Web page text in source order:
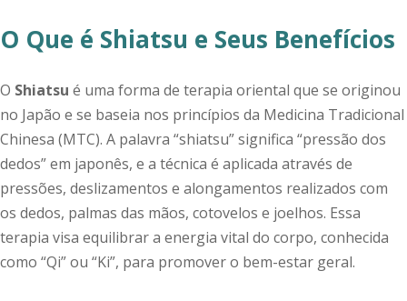
O Que é Shiatsu e Seus Benefícios
O Shiatsu é uma forma de terapia oriental que se originou
no Japão e se baseia nos princípios da Medicina Tradicional
Chinesa (MTC). A palavra “shiatsu” significa “pressão dos
dedos” em japonês, e a técnica é aplicada através de
pressões, deslizamentos e alongamentos realizados com
os dedos, palmas das mãos, cotovelos e joelhos. Essa
terapia visa equilibrar a energia vital do corpo, conhecida
como “Qi” ou “Ki”, para promover o bem-estar geral.